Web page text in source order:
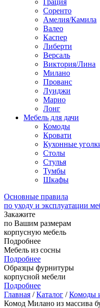
Грация
Соренто
Амелия/Камила
Валео
Каспер
Либерти
Версаль
Виктория/Лина
Милано
Прованс
Луиджи
Марио
Лонг
Мебель для дачи
Комоды
Кровати
Кухонные
Столы
Стулья
Тумбы
Шкафы
Основные правила
по уходу и эксплуатации
Закажите
по Вашим размерам
корпусную мебель
Подробнее
Мебель из сосны
Подробнее
Образцы фурнитуры
корпусной мебели
Подробнее
Главная /Каталог /Комоды
Комод Милано из массива